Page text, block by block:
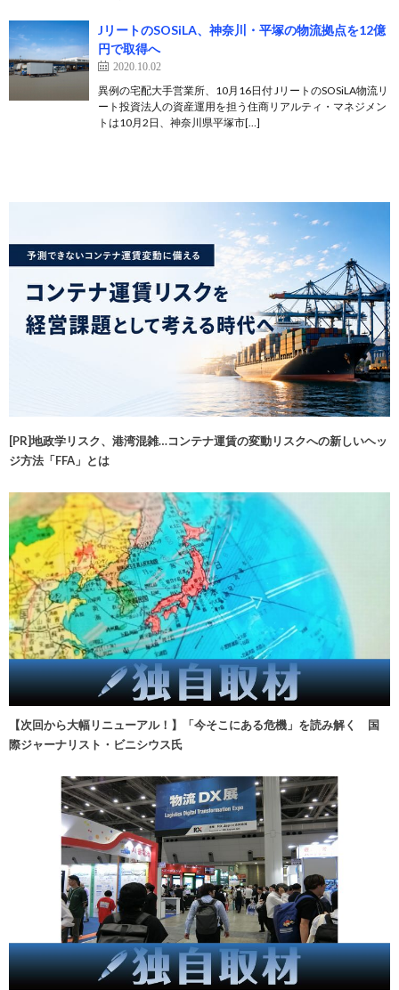
JリートのSOSiLA、神奈川・平塚の物流拠点を12億
円で取得へ
2020.10.02
異例の宅配大手営業所、10月16日付 JリートのSOSiLA物流リ
ート投資法人の資産運用を担う住商リアルティ・マネジメン
トは10月2日、神奈川県平塚市[…]
[PR]地政学リスク、港湾混雑…コンテナ運賃の変動リスクへの新しいヘッ
ジ方法「FFA」とは
【次回から大幅リニューアル！】「今そこにある危機」を読み解く 国
際ジャーナリスト・ビニシウス氏